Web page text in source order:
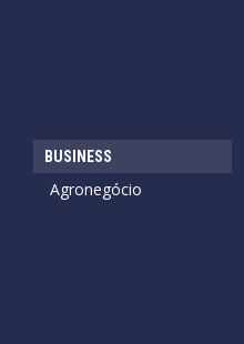
BUSINESS
Agronegócio